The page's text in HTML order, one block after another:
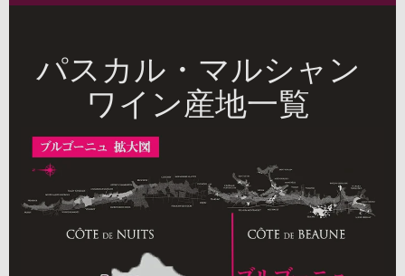
パスカル・マルシャン
ワイン産地一覧